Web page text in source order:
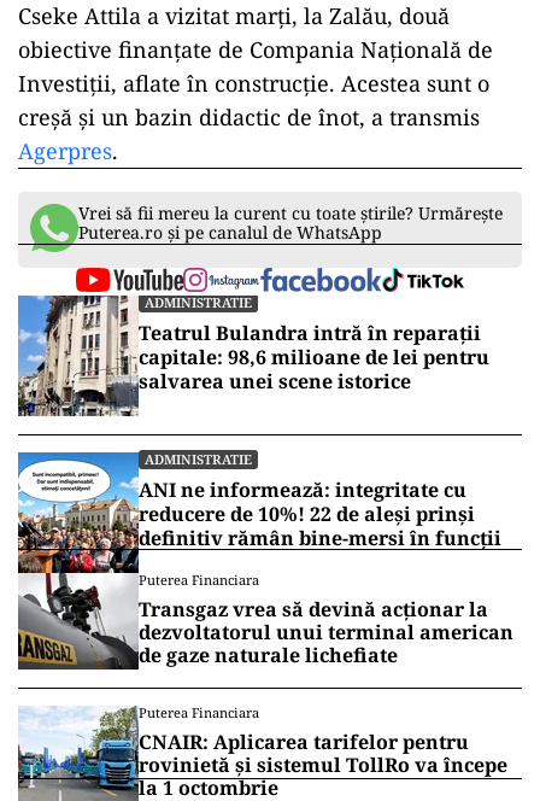
Cseke Attila a vizitat marți, la Zalău, două
obiective finanțate de Compania Națională de
Investiții, aflate în construcție. Acestea sunt o
creșă și un bazin didactic de înot, a transmis
Agerpres.
Vrei să fii mereu la curent cu toate știrile? Urmărește
Puterea.ro și pe canalul de WhatsApp
ADMINISTRATIE
Teatrul Bulandra intră în reparații
capitale: 98,6 milioane de lei pentru
salvarea unei scene istorice
ADMINISTRATIE
ANI ne informează: integritate cu
reducere de 10%! 22 de aleși prinși
definitiv rămân bine-mersi în funcții
Puterea Financiara
Transgaz vrea să devină acționar la
dezvoltatorul unui terminal american
de gaze naturale lichefiate
Puterea Financiara
CNAIR: Aplicarea tarifelor pentru
rovinietă și sistemul TollRo va începe
la 1 octombrie